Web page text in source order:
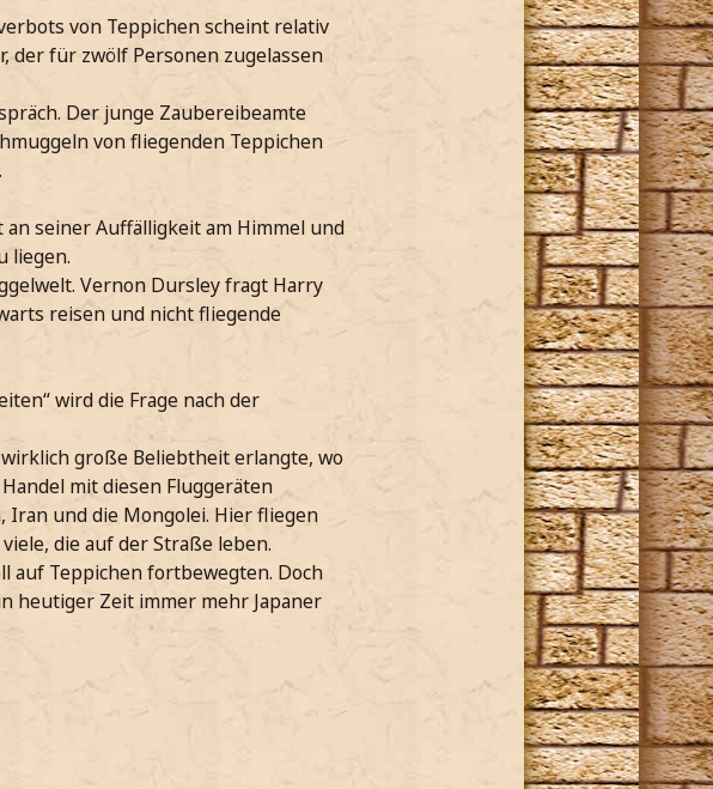
von Teppichen scheint relativ
der für zwölf Personen zugelassen
Der junge Zaubereibeamte
von fliegenden Teppichen
seiner Auffälligkeit am Himmel und
liegen.
Vernon Dursley fragt Harry
reisen und nicht fliegende
wird die Frage nach der
große Beliebtheit erlangte, wo
mit diesen Fluggeräten
Iran und die Mongolei. Hier fliegen
die auf der Straße leben.
auf Teppichen fortbewegten. Doch
heutiger Zeit immer mehr Japaner